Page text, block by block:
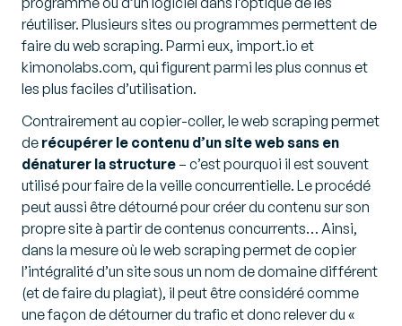
réutiliser. Plusieurs sites ou programmes permettent de
faire du web scraping. Parmi eux, import.io et
kimonolabs.com, qui figurent parmi les plus connus et
les plus faciles d’utilisation.
Contrairement au copier-coller, le web scraping permet
de récupérer le contenu d’un site web sans en
dénaturer la structure – c’est pourquoi il est souvent
utilisé pour faire de la veille concurrentielle. Le procédé
peut aussi être détourné pour créer du contenu sur son
propre site à partir de contenus concurrents… Ainsi,
dans la mesure où le web scraping permet de copier
l’intégralité d’un site sous un nom de domaine différent
(et de faire du plagiat), il peut être considéré comme
une façon de détourner du trafic et donc relever du «